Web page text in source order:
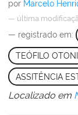
por Marcelo
— última
— registrado em:
TEÓFILO OTONI
ASSITÊNCIA
Localizado em